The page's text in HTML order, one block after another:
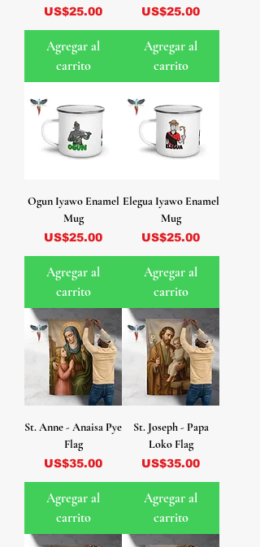
Precio
US$25.00
Agregar al
carrito
Precio
US$25.00
Agregar al
carrito
Ogun Iyawo Enamel
Mug
Precio
US$25.00
Agregar al
carrito
Elegua Iyawo Enamel
Mug
Precio
US$25.00
Agregar al
carrito
St. Anne - Anaisa Pye
Flag
Precio
US$35.00
Agregar al
carrito
St. Joseph - Papa
Loko Flag
Precio
US$35.00
Agregar al
carrito